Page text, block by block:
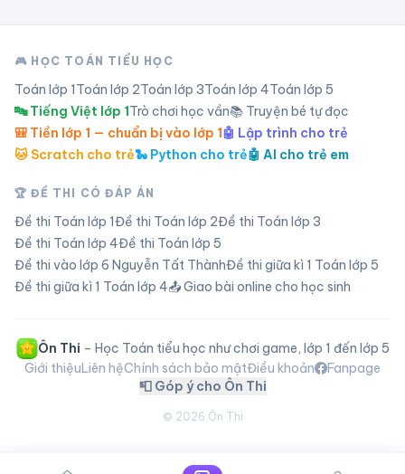
🎮 HỌC TOÁN TIỂU HỌC
Toán lớp 1 Toán lớp 2Toán lớp 3Toán lớp 4Toán lớp 5
🔤 Tiếng Việt lớp 1Trò chơi học vần📚 Truyện bé tự đọc
🎒 Tiền lớp 1 — chuẩn bị vào lớp 1🤖 Lập trình cho trẻ
🐱 Scratch cho trẻ🐍 Python cho trẻ🤖 AI cho trẻ em
🏆 ĐỀ THI CÓ ĐÁP ÁN
Đề thi Toán lớp 1Đề thi Toán lớp 2Đề thi Toán lớp 3
Đề thi Toán lớp 4Đề thi Toán lớp 5
Đề thi vào lớp 6 Nguyễn Tất ThànhĐề thi giữa kì 1 Toán lớp 5
Đề thi giữa kì 1 Toán lớp 4📤 Giao bài online cho học sinh
Ôn Thi – Học Toán tiểu học như chơi game, lớp 1 đến lớp 5
Giới thiệuLiên hệChính sách bảo mậtĐiều khoản
Fanpage
📮 Góp ý cho Ôn Thi
© 2026 Ôn Thi